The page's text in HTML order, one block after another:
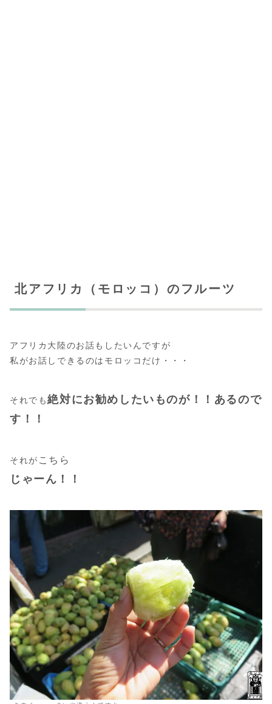
北アフリカ（モロッコ）のフルーツ
アフリカ大陸のお話もしたいんですが
私がお話しできるのはモロッコだけ・・・
それでも絶対にお勧めしたいものが！！あるので
す！！
それが こちら
じゃーん！！